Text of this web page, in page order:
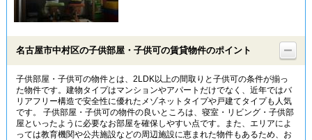
物件特集から
TOP
名古屋市中村区の子供部屋・子供可の賃貸物件のポイント
子供部屋・子供可の物件とは、2LDK以上の間取りと子供可の条件が揃っ
た物件です。建物タイプはマンションやアパートだけでなく、近年ではバ
リアフリー構造で安全性に優れたメゾネットタイプや戸建てタイプも人気
です。 子供部屋・子供可の物件の良いところは、寝室・リビング・子供部
屋といったように必要なお部屋を確保しやすい点です。また、エリアによ
っては教育機関や公共施設などの周辺施設に恵まれた物件もあるため、お